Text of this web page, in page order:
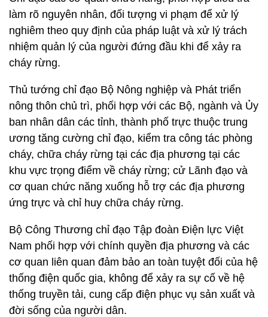
làm rõ nguyên nhân, đối tượng vi phạm để xử lý
nghiêm theo quy định của pháp luật và xử lý trách
nhiệm quản lý của người đứng đầu khi để xảy ra
cháy rừng.
Thủ tướng chỉ đạo Bộ Nông nghiệp và Phát triển
nông thôn chủ trì, phối hợp với các Bộ, ngành và Ủy
ban nhân dân các tỉnh, thành phố trực thuộc trung
ương tăng cường chỉ đạo, kiểm tra công tác phòng
cháy, chữa cháy rừng tại các địa phương tại các
khu vực trọng điểm về cháy rừng; cử Lãnh đạo và
cơ quan chức năng xuống hỗ trợ các địa phương
ứng trực và chỉ huy chữa cháy rừng.
Bộ Công Thương chỉ đạo Tập đoàn Điện lực Việt
Nam phối hợp với chính quyền địa phương và các
cơ quan liên quan đảm bảo an toàn tuyệt đối của hệ
thống điện quốc gia, không để xảy ra sự cố về hệ
thống truyền tải, cung cấp điện phục vụ sản xuất và
đời sống của người dân.